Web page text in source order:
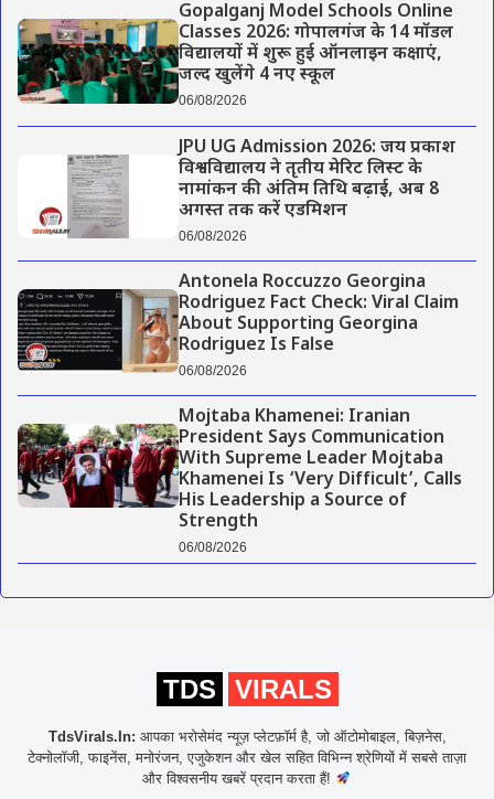
Gopalganj Model Schools Online
Classes 2026: गोपालगंज के 14 मॉडल
विद्यालयों में शुरू हुई ऑनलाइन कक्षाएं,
जल्द खुलेंगे 4 नए स्कूल
06/08/2026
JPU UG Admission 2026: जय प्रकाश
विश्वविद्यालय ने तृतीय मेरिट लिस्ट के
नामांकन की अंतिम तिथि बढ़ाई, अब 8
अगस्त तक करें एडमिशन
06/08/2026
Antonela Roccuzzo Georgina
Rodriguez Fact Check: Viral Claim
About Supporting Georgina
Rodriguez Is False
06/08/2026
Mojtaba Khamenei: Iranian
President Says Communication
With Supreme Leader Mojtaba
Khamenei Is ‘Very Difficult’, Calls
His Leadership a Source of
Strength
06/08/2026
TDS VIRALS
TdsVirals.In: आपका भरोसेमंद न्यूज़ प्लेटफ़ॉर्म है, जो ऑटोमोबाइल, बिज़नेस,
टेक्नोलॉजी, फाइनेंस, मनोरंजन, एजुकेशन और खेल सहित विभिन्न श्रेणियों में सबसे ताज़ा
और विश्वसनीय खबरें प्रदान करता हैं!